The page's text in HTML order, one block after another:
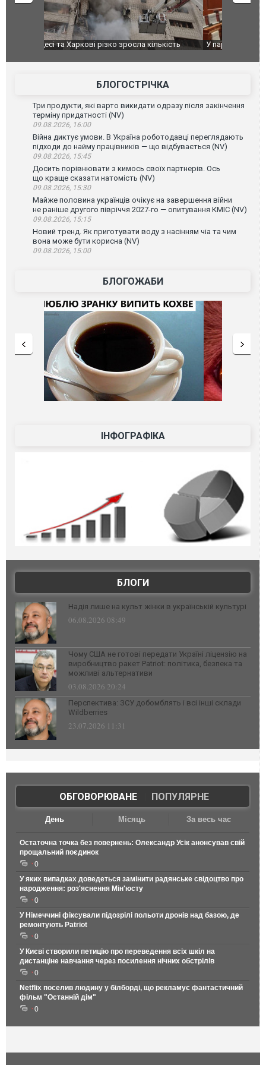
У парламенті Косово прем'єра закидали яйцями
Приїхав
до
зіркового
БЛОГОСТРІЧКА
Три продукти, які варто викидати одразу після закінчення
терміну придатності (NV)
09.08.2026, 16:00
Війна диктує умови. В Україна роботодавці переглядають
підходи до найму працівників — що відбувається (NV)
09.08.2026, 15:45
Досить порівнювати з кимось своїх партнерів. Ось
що краще сказати натомість (NV)
09.08.2026, 15:30
Майже половина українців очікує на завершення війни
не раніше другого півріччя 2027-го — опитування КМІС (NV)
09.08.2026, 15:15
Новий тренд. Як приготувати воду з насінням чіа та чим
вона може бути корисна (NV)
09.08.2026, 15:00
БЛОГОЖАБИ
ІНФОГРАФІКА
БЛОГИ
Надія лише на культ жінки в українській культурі
06.08.2026 08:49
Чому США не готові передати Україні ліцензію на
виробництво ракет Patriot: політика, безпека та
можливі альтернативи
03.08.2026 20:24
Перспектива: ЗСУ добомблять і всі інші склади
Wildberries
23.07.2026 11:31
ОБГОВОРЮВАНЕ| ПОПУЛЯРНЕ
День Місяць За весь час
Остаточна точка без повернень: Олександр Усік анонсував свій
прощальний поєдинок
0
У яких випадках доведеться замінити радянське свідоцтво про
народження: роз'яснення Мін'юсту
0
У Німеччині фіксували підозрілі польоти дронів над базою, де
ремонтують Patriot
0
У Києві створили петицію про переведення всіх шкіл на
дистанціне навчання через посилення нічних обстрілів
0
Netflix поселив людину у білборді, що рекламує фантастичний
фільм "Останній дім"
0